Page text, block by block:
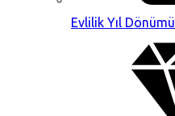
Evlilik Yıl Dönümü